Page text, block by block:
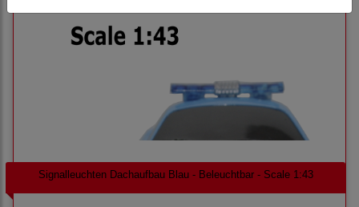
Signalleuchten Dachaufbau Blau - Beleuchtbar - Scale 1:43